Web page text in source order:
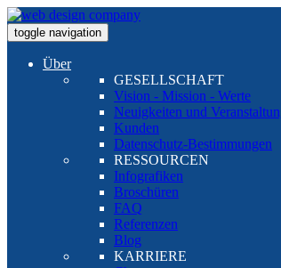
toggle navigation
Über
GESELLSCHAFT
Vision - Mission - Werte
Neuigkeiten und
Kunden
Datenschutz-Bestimmungen
RESSOURCEN
Infografiken
Broschüren
FAQ
Referenzen
Blog
KARRIERE